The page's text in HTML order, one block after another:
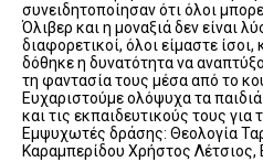
συνειδητοποίησαν ότι όλοι
Όλιβερ και η μοναξιά δεν είναι
διαφορετικοί, όλοι είμαστε
δόθηκε η δυνατότητα να
τη φαντασία τους μέσα από το
Ευχαριστούμε ολόψυχα τα
και τις εκπαιδευτικούς τους για
Εμψυχωτές δράσης: Θεολογία
Καραμπερίδου Χρήστος Λέτσιος,